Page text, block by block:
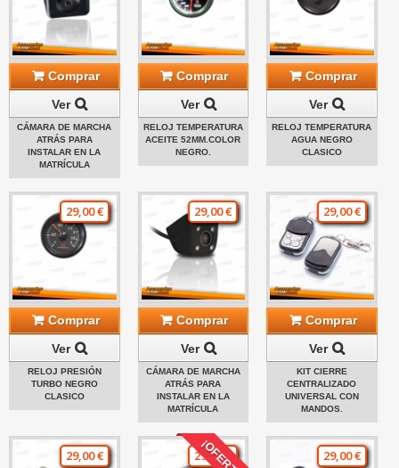
Comprar
Ver
CÁMARA DE MARCHA
ATRÁS PARA
INSTALAR EN LA
MATRÍCULA
Comprar
Ver
RELOJ TEMPERATURA
ACEITE 52MM.COLOR
NEGRO.
Comprar
Ver
RELOJ TEMPERATURA
AGUA NEGRO
CLASICO
29,00 €
Comprar
Ver
RELOJ PRESIÓN
TURBO NEGRO
CLASICO
29,00 €
Comprar
Ver
CÁMARA DE MARCHA
ATRÁS PARA
INSTALAR EN LA
MATRÍCULA
29,00 €
Comprar
Ver
KIT CIERRE
CENTRALIZADO
UNIVERSAL CON
MANDOS.
29,00 € 29,00 € 29,00 €